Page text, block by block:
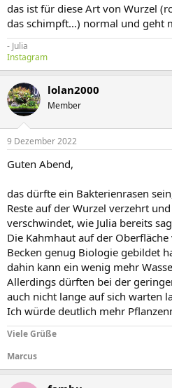
das ist für diese Art von Wurzel
das schimpft…) normal und geht
- Julia
Instagram
lolan2000
Member
9 Dezember 2022
Guten Abend,
das dürfte ein Bakterienrasen
Reste auf der Wurzel verzehrt
verschwindet, wie Julia bereits
Die Kahmhaut auf der
Becken genug Biologie gebildet
dahin kann ein wenig mehr
Allerdings dürften bei der
auch nicht lange auf sich warten
Ich würde deutlich mehr
Viele Grüße
Marcus